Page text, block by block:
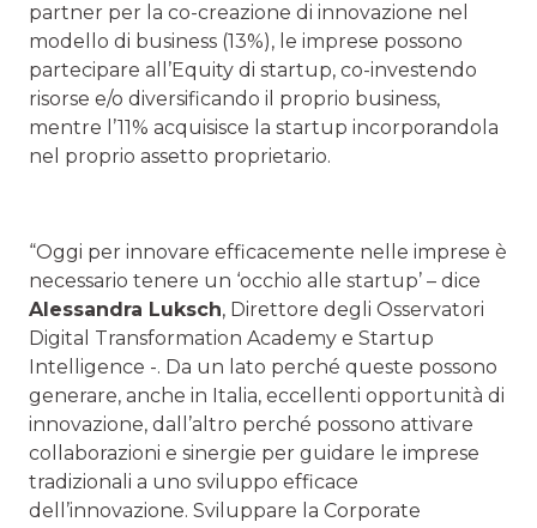
partner per la co-creazione di innovazione nel
modello di business (13%), le imprese possono
partecipare all’Equity di startup, co-investendo
risorse e/o diversificando il proprio business,
mentre l’11% acquisisce la startup incorporandola
nel proprio assetto proprietario.
“Oggi per innovare efficacemente nelle imprese è
necessario tenere un ‘occhio alle startup’ – dice
Alessandra Luksch, Direttore degli Osservatori
Digital Transformation Academy e Startup
Intelligence -. Da un lato perché queste possono
generare, anche in Italia, eccellenti opportunità di
innovazione, dall’altro perché possono attivare
collaborazioni e sinergie per guidare le imprese
tradizionali a uno sviluppo efficace
dell’innovazione. Sviluppare la Corporate